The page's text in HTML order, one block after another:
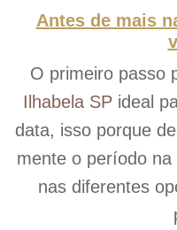
Antes de mais
O primeiro passo
Ilhabela SP ideal
data, isso porque
mente o período
nas diferentes